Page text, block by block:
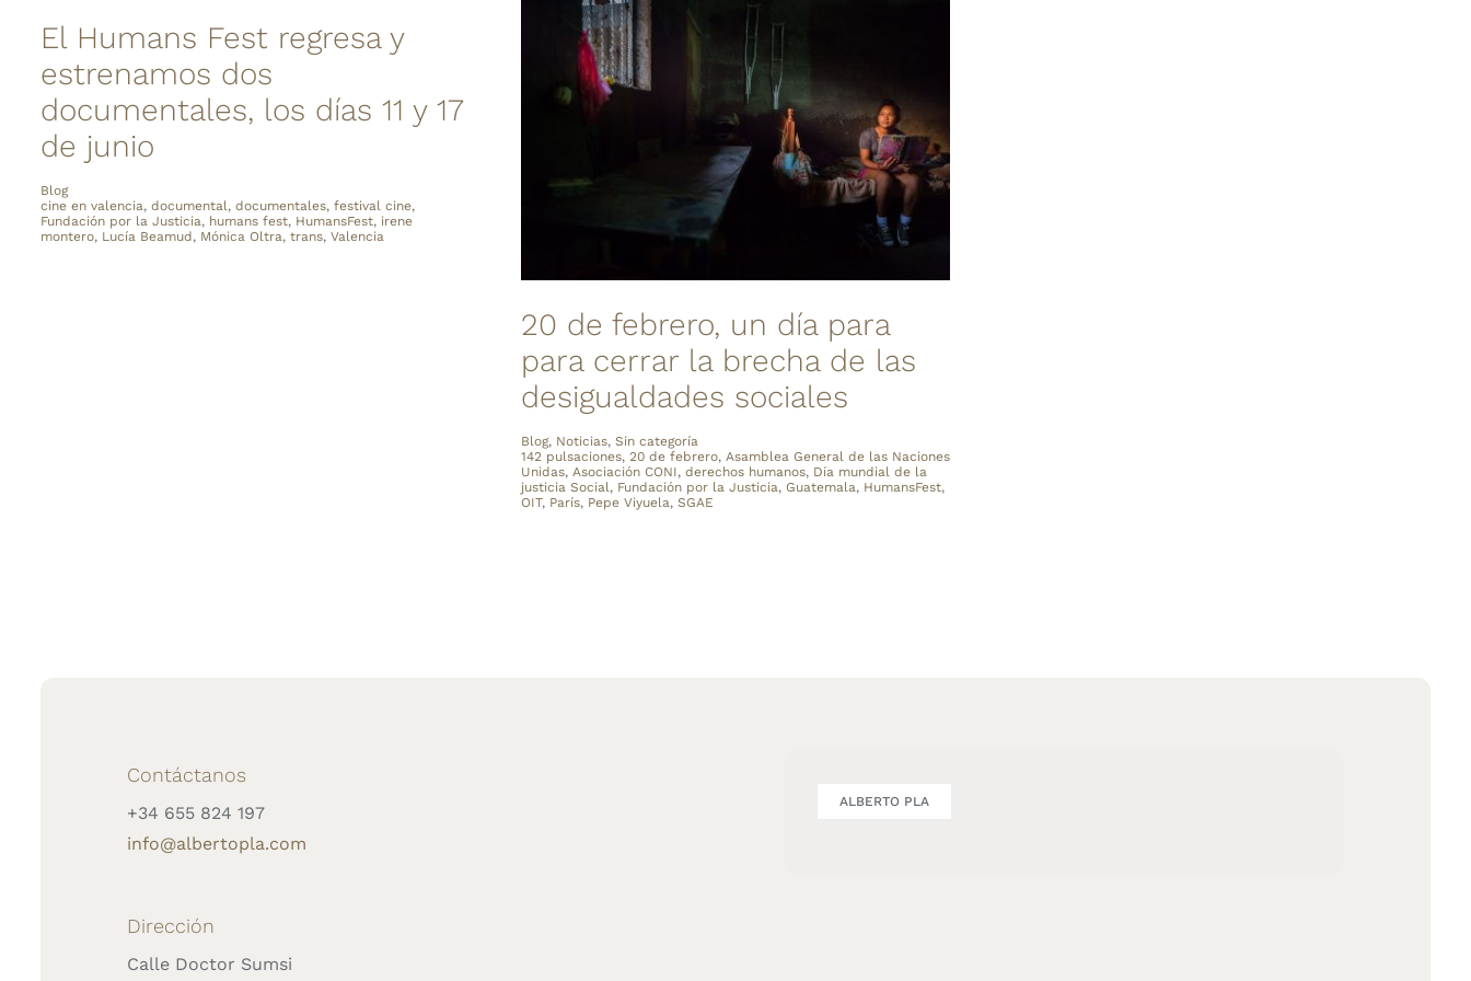
El Humans Fest regresa y
estrenamos dos
documentales, los días 11 y 17
de junio
Blog
cine en valencia, documental , documentales, festival cine,
Fundación por la Justicia, humans fest, HumansFest, irene
montero, Lucía Beamud, Mónica Oltra, trans, Valencia
20 de febrero, un día para
para cerrar la brecha de las
desigualdades sociales
Blog, Noticias, Sin categoría
142 pulsaciones, 20 de febrero, Asamblea General de las Naciones
Unidas, Asociación CONI, derechos humanos, Día mundial de la
justicia Social, Fundación por la Justicia, Guatemala, HumansFest,
OIT, París, Pepe Viyuela, SGAE
Contáctanos
+34 655 824 197
info@albertopla.com
Dirección
Calle Doctor Sumsi
ALBERTO PLA